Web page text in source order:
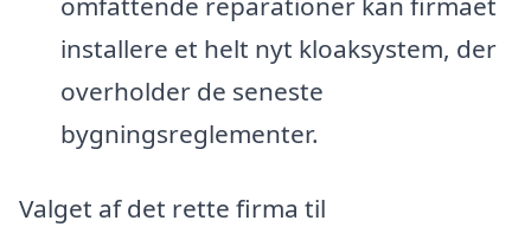
installere et helt nyt kloaksystem, der
overholder de seneste
bygningsreglementer.
Valget af det rette firma til